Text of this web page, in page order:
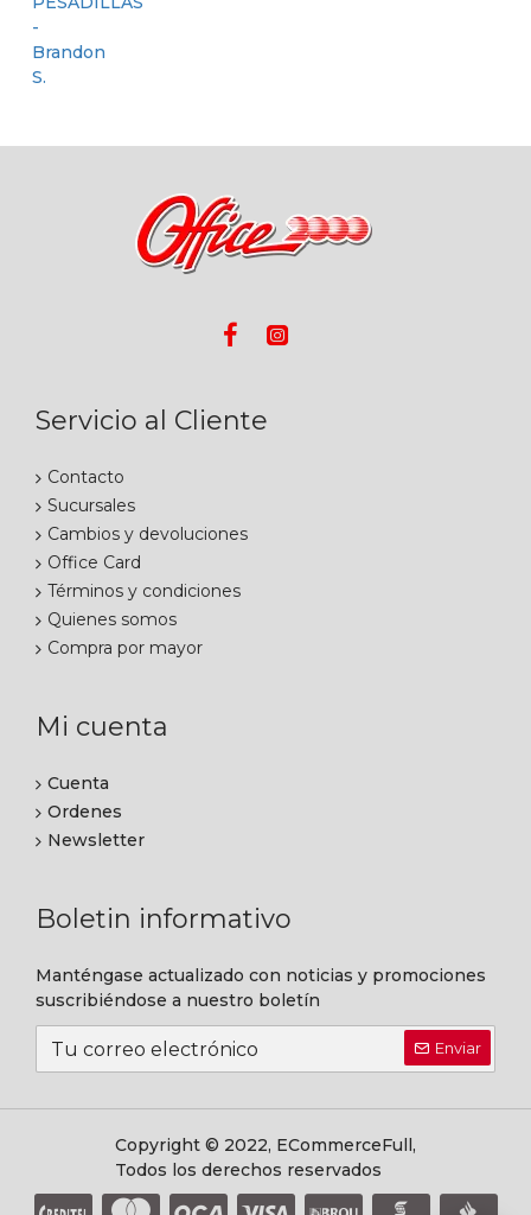
Servicio al Cliente
Contacto
Sucursales
Cambios y devoluciones
Office Card
Términos y condiciones
Quienes somos
Compra por mayor
Mi cuenta
Cuenta
Ordenes
Newsletter
Boletin informativo
Manténgase actualizado con noticias y promociones
suscribiéndose a nuestro boletín
Enviar
Copyright © 2022, ECommerceFull,
Todos los derechos reservados